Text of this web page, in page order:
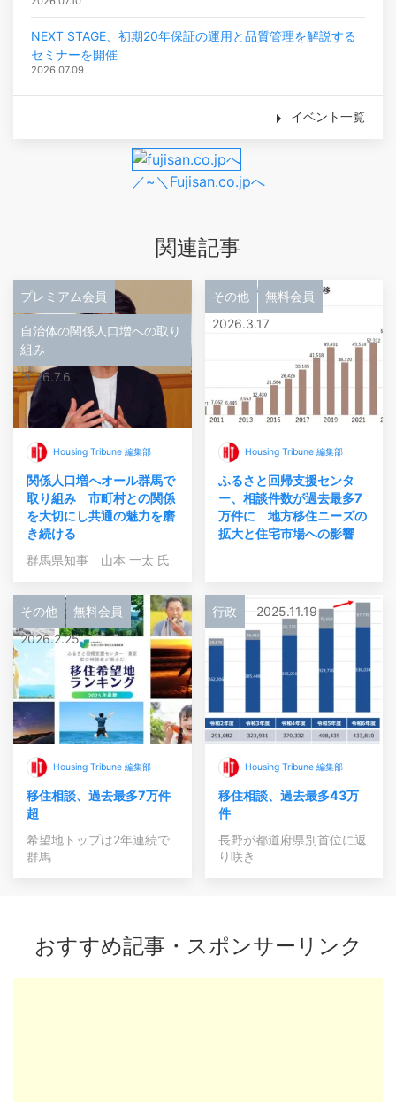
NEXT STAGE、初期20年保証の運用と品質管理を解説する
セミナーを開催
2026.07.09
イベント一覧
／~＼Fujisan.co.jpへ
関連記事
プレミアム会員
自治体の関係人口増への取り
組み
2026.7.6
Housing Tribune 編集部
関係人口増へオール群馬で
取り組み 市町村との関係
を大切にし共通の魅力を磨
き続ける
群馬県知事 山本 一太 氏
その他
無料会員
2026.3.17
Housing Tribune 編集部
ふるさと回帰支援センタ
ー、相談件数が過去最多7
万件に 地方移住ニーズの
拡大と住宅市場への影響
その他
無料会員
2026.2.25
Housing Tribune 編集部
移住相談、過去最多7万件
超
希望地トップは2年連続で
群馬
行政 2025.11.19
Housing Tribune 編集部
移住相談、過去最多43万
件
長野が都道府県別首位に返
り咲き
おすすめ記事・スポンサーリンク